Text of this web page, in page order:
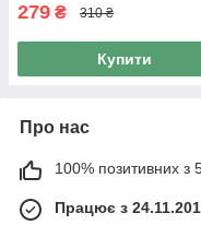
279 ₴ 310 ₴
Купити
Про нас
100% позитивних з
Працює з